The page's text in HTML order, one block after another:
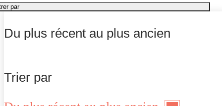
par
Du plus récent au plus ancien
Trier par